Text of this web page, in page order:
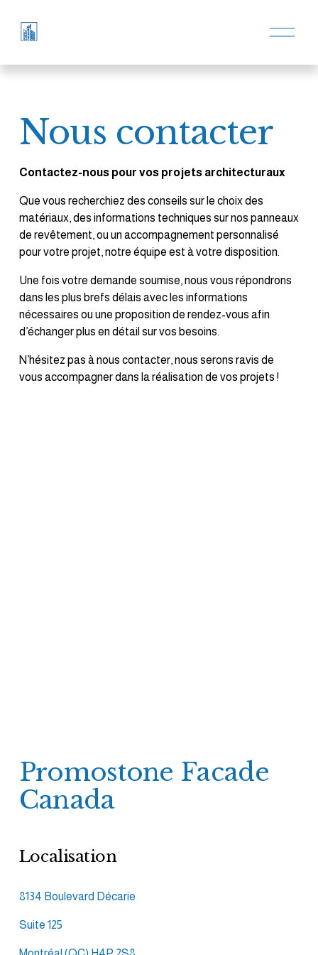
O
u
r
Nous contacter
Contactez-nous pour vos projets architecturaux
Que vous recherchiez des conseils sur le choix des
matériaux, des informations techniques sur nos panneaux
de revêtement, ou un accompagnement personnalisé
pour votre projet, notre équipe est à votre disposition.
Une fois votre demande soumise, nous vous répondrons
dans les plus brefs délais avec les informations
nécessaires ou une proposition de rendez-vous afin
d’échanger plus en détail sur vos besoins.
N’hésitez pas à nous contacter, nous serons ravis de
vous accompagner dans la réalisation de vos projets !
Promostone Facade
Canada
Localisation
8134 Boulevard Décarie
Suite 125